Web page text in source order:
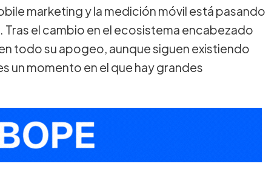
marketing y la medición móvil está pasando
el cambio en el ecosistema encabezado
todo su apogeo, aunque siguen existiendo
un momento en el que hay grandes